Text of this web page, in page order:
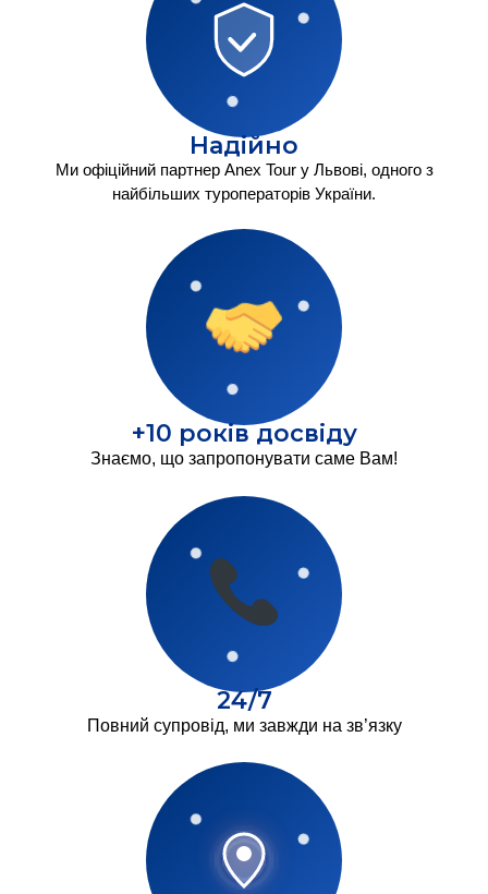
Надійно
Ми офіційний партнер Anex Tour у Львові, одного з
найбільших туроператорів України.
+10 років досвіду
Знаємо, що запропонувати саме Вам!
24/7
Повний супровід, ми завжди на зв’язку